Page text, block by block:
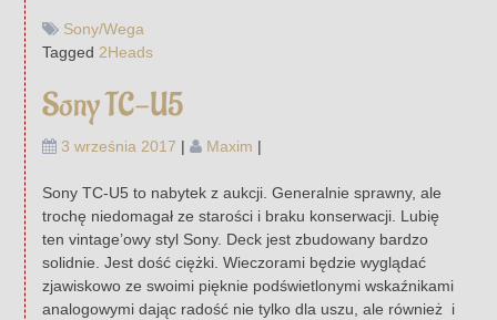
Sony/Wega
Tagged 2Heads
Sony TC-U5
3 września 2017 | Maxim |
Sony TC-U5 to nabytek z aukcji. Generalnie sprawny, ale
trochę niedomagał ze starości i braku konserwacji. Lubię
ten vintage’owy styl Sony. Deck jest zbudowany bardzo
solidnie. Jest dość ciężki. Wieczorami będzie wyglądać
zjawiskowo ze swoimi pięknie podświetlonymi wskaźnikami
analogowymi dając radość nie tylko dla uszu, ale również i